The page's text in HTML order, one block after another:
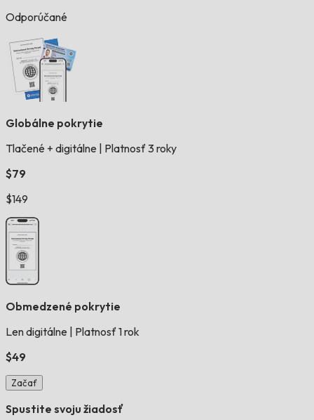
Odporúčané
Globálne pokrytie
Tlačené + digitálne
Platnosť 3 roky
$79
$149
Obmedzené pokrytie
Len digitálne
Platnosť 1 rok
$49
Začať
Spustite svoju žiadosť